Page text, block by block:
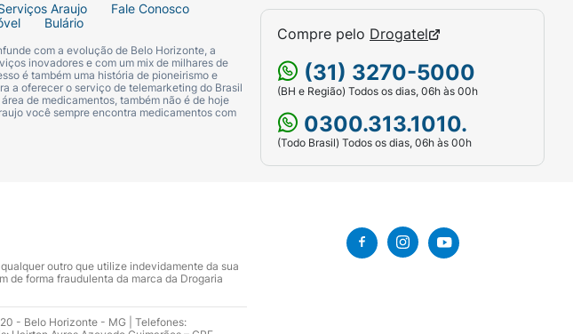
Araujo
Fale Conosco
Bulário
com a evolução de Belo Horizonte, a
inovadores e com um mix de milhares de
é também uma história de pioneirismo e
a oferecer o serviço de telemarketing do Brasil
de medicamentos, também não é de hoje
você sempre encontra medicamentos com
Compre pelo Drogatel
(31) 3270-5000
(BH e Região) Todos os dias, 06h às 00h
0300.313.1010.
(Todo Brasil) Todos os dias, 06h às 00h
outro que utilize indevidamente da sua
de forma fraudulenta da marca da Drogaria
- Belo Horizonte - MG | Telefones: